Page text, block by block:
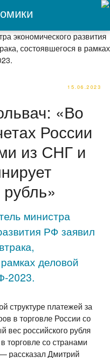
15.06.2023
«Во
России
из СНГ и
министра
РФ заявил
деловой
2023.
структуре платежей за
в торговле России со
вес российского рубля
торговле со странами
Дмитрий